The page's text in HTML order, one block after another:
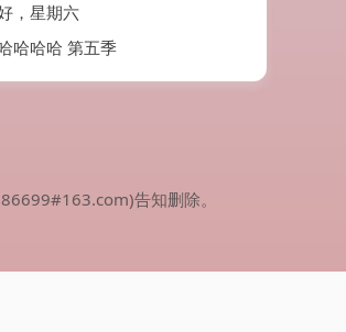
，星期六
哈哈哈 第五季
告知删除。